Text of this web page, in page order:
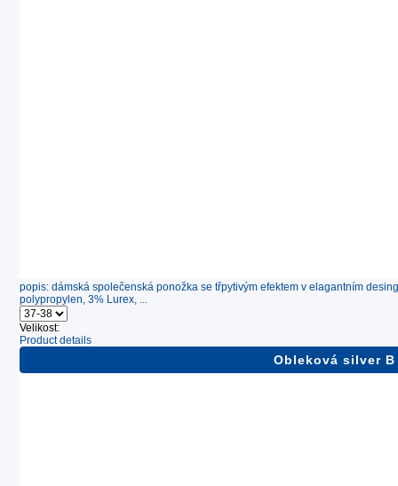
popis: dámská společenská ponožka se třpytivým efektem v elagantním
polypropylen, 3% Lurex, ...
Velikost:
Product details
Obleková silver B